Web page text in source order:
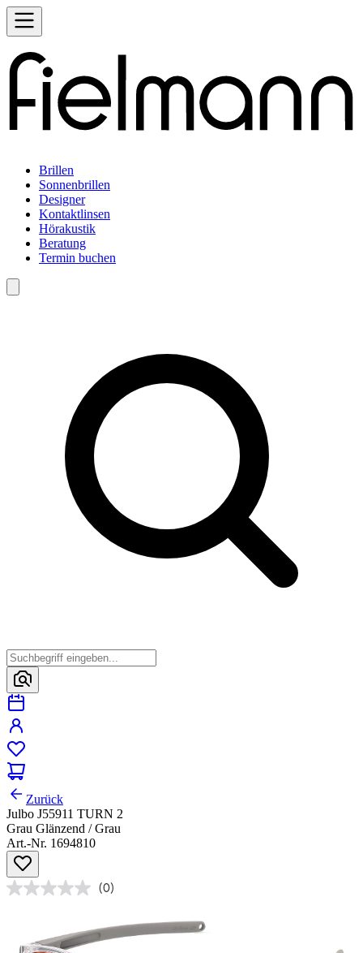
Brillen
Sonnenbrillen
Designer
Kontaktlinsen
Hörakustik
Beratung
Termin buchen
Zurück
Julbo J55911 TURN 2
Grau Glänzend / Grau
Art.-Nr. 1694810
(0)